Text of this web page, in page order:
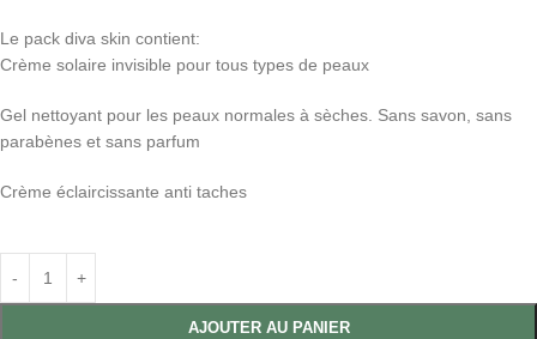
Le pack diva skin contient:
Crème solaire invisible pour tous types de peaux
Gel nettoyant pour les peaux normales à sèches. Sans savon, sans
parabènes et sans parfum
Crème éclaircissante anti taches
AJOUTER AU PANIER